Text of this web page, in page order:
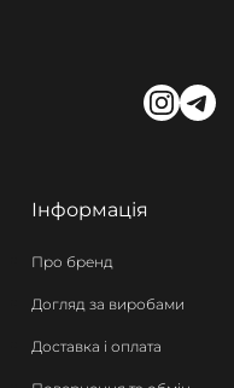
Інформація
Про бренд
Догляд за виробами
Доставка і оплата